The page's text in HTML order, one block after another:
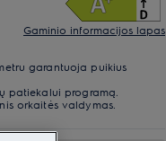
Gaminio informacijos lapas
garantuoja puikius
patiekalui programą.
orkaitės valdymas.